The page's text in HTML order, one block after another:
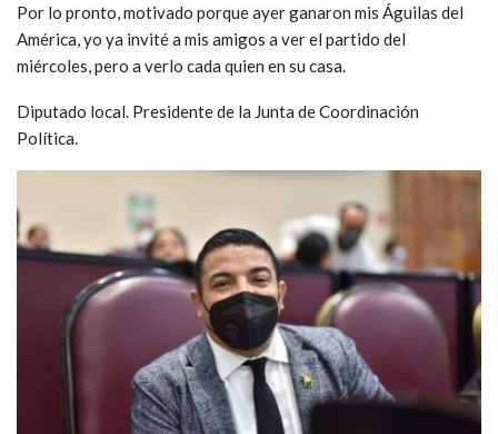
Por lo pronto, motivado porque ayer ganaron mis Águilas del
América, yo ya invité a mis amigos a ver el partido del
miércoles, pero a verlo cada quien en su casa.
Diputado local. Presidente de la Junta de Coordinación
Política.